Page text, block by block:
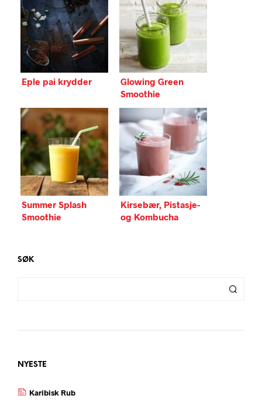
Eple pai krydder
Glowing Green
Smoothie
Summer Splash
Smoothie
Kirsebær, Pistasje-
og Kombucha
SØK
NYESTE
Karibisk Rub